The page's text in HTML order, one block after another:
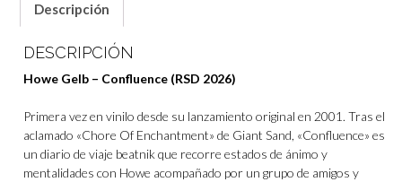
Descripción
DESCRIPCIÓN
Howe Gelb – Confluence (RSD 2026)
Primera vez en vinilo desde su lanzamiento original en 2001. Tras el
aclamado «Chore Of Enchantment» de Giant Sand, «Confluence» es
un diario de viaje beatnik que recorre estados de ánimo y
mentalidades con Howe acompañado por un grupo de amigos y